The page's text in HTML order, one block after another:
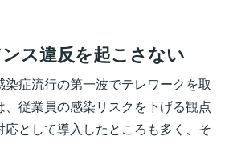
ス違反を起こさない
染症流行の第一波でテレワークを取
、従業員の感染リスクを下げる観点
応として導入したところも多く、そ